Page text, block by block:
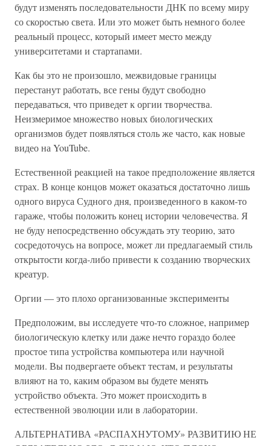
будут изменять последовательности ДНК по всему миру
со скоростью света. Или это может быть немного более
реальный процесс, который имеет место между
университетами и стартапами.
Как бы это не произошло, межвидовые границы
перестанут работать, все гены будут свободно
передаваться, что приведет к оргии творчества.
Неизмеримое множество новых биологических
организмов будет появляться столь же часто, как новые
видео на YouTube.
Естественной реакцией на такое предположение является
страх. В конце концов может оказаться достаточно лишь
одного вируса Судного дня, произведенного в каком-то
гараже, чтобы положить конец истории человечества. Я
не буду непосредственно обсуждать эту теорию, зато
сосредоточусь на вопросе, может ли предлагаемый стиль
открытости когда-либо привести к созданию творческих
креатур.
Оргии — это плохо организованные эксперименты
Предположим, вы исследуете что-то сложное, например
биологическую клетку или даже нечто гораздо более
простое типа устройства компьютера или научной
модели. Вы подвергаете объект тестам, и результаты
влияют на то, каким образом вы будете менять
устройство объекта. Это может происходить в
естественной эволюции или в лаборатории.
АЛЬТЕРНАТИВА «РАСПАХНУТОМУ» РАЗВИТИЮ НЕ